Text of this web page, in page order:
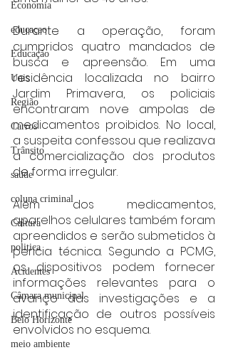
Economia
educaçao
Educação
Unis
Região
Carros
Trânsito
saúde
coluna criminal
Cultura
politica
Acidentes
Câmara municipal
Belo Horizonte
meio ambiente
Durante a operação, foram
cumpridos quatro mandados de
busca e apreensão. Em uma
residência localizada no bairro
Jardim Primavera, os policiais
encontraram nove ampolas de
medicamentos proibidos. No local,
a suspeita confessou que realizava
a comercialização dos produtos
de forma irregular.
Além dos medicamentos,
aparelhos celulares também foram
apreendidos e serão submetidos à
perícia técnica. Segundo a PCMG,
os dispositivos podem fornecer
informações relevantes para o
avanço das investigações e a
identificação de outros possíveis
envolvidos no esquema.